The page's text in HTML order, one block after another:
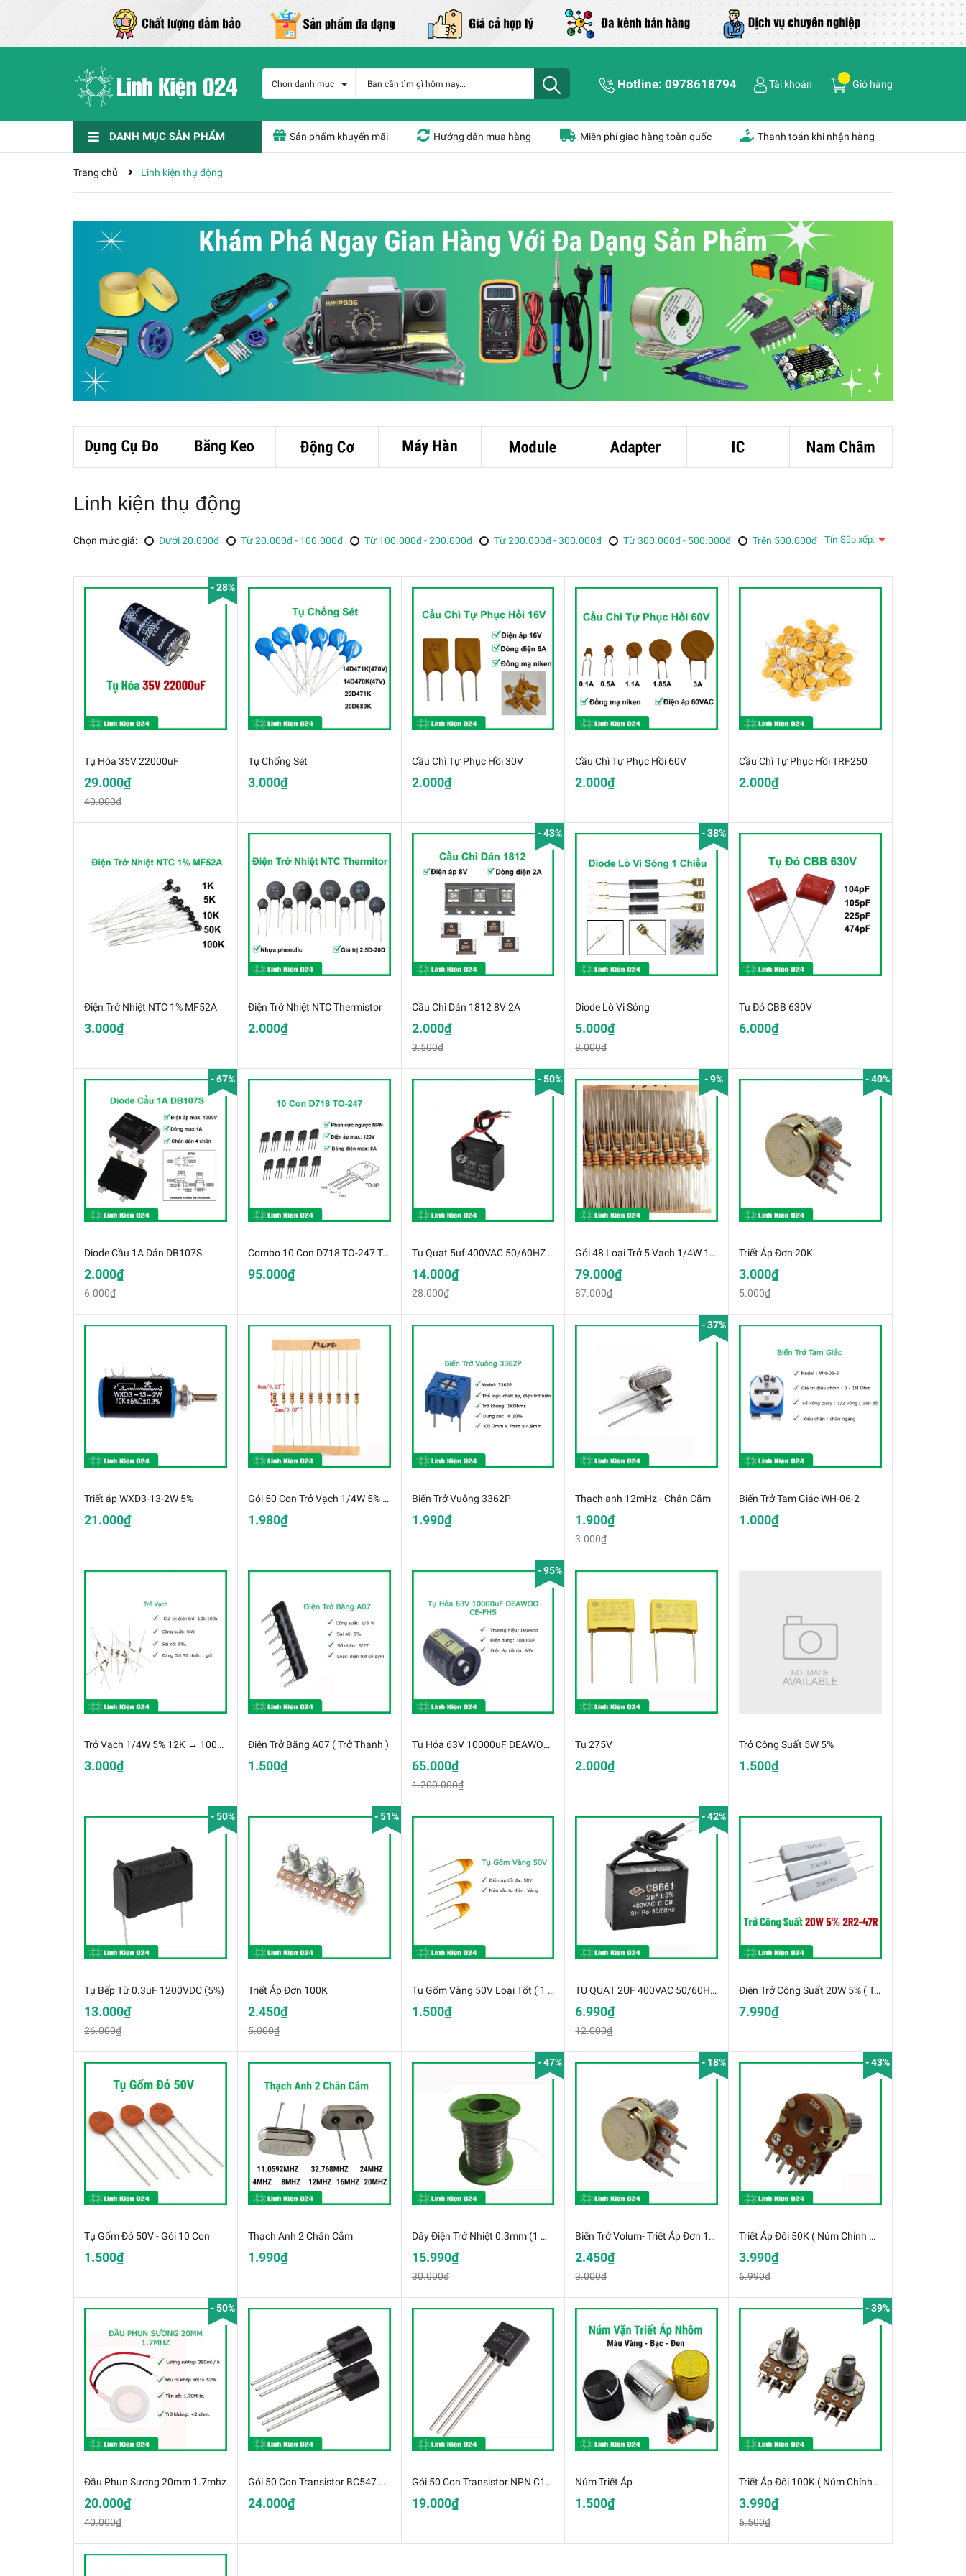
Chọn danh mục Hotline: 0978618794 Tài khoản Giỏ hàng
DANH MỤC SẢN PHẨM Sản phẩm khuyến mãi Hướng dẫn mua hàng Miễn phí giao hàng toàn quốc Thanh toán khi nhận hàng
Trang chủ Linh kiện thụ động
Linh kiện thụ động
Chọn mức giá: Dưới 20.000đ Từ 20.000đ - 100.000đ Từ 100.000đ - 200.000đ Từ 200.000đ - 300.000đ Từ 300.000đ - 500.000đ Trên 500.000đ Tính năng
Sắp xếp:
- 28%
Tụ Hóa 35V 22000uF
29.000₫
40.000₫
Tụ Chống Sét
3.000₫
Cầu Chì Tự Phục Hồi 30V
2.000₫
Cầu Chì Tự Phục Hồi 60V
2.000₫
Cầu Chì Tự Phục Hồi TRF250
2.000₫
Điện Trở Nhiệt NTC 1% MF52A
3.000₫
Điện Trở Nhiệt NTC Thermistor
2.000₫
- 43%
Cầu Chì Dán 1812 8V 2A
2.000₫
3.500₫
- 38%
Diode Lò Vi Sóng
5.000₫
8.000₫
Tụ Đỏ CBB 630V
6.000₫
- 67%
Diode Cầu 1A Dán DB107S
2.000₫
6.000₫
Combo 10 Con D718 TO-247 Trans NPN 8A 120V
95.000₫
- 50%
Tụ Quạt 5uf 400VAC 50/60HZ (K8I14)
14.000₫
28.000₫
- 9%
Gói 48 Loại Trở 5 Vạch 1/4W 1% Từ 1R-1M Mỗi loại 10 Con
79.000₫
87.000₫
- 40%
Triết Áp Đơn 20K
3.000₫
5.000₫
Triết áp WXD3-13-2W 5%
21.000₫
Gói 50 Con Trở Vạch 1/4W 5% Các Giá Trị
1.980₫
Biến Trở Vuông 3362P
1.990₫
- 37%
Thạch anh 12mHz - Chân Cắm
1.900₫
3.000₫
Biến Trở Tam Giác WH-06-2
1.000₫
Trở Vạch 1/4W 5% 12K → 100K( 50Con )
3.000₫
Điện Trở Băng A07 ( Trở Thanh )
1.500₫
- 95%
Tụ Hóa 63V 10000uF DEAWOO CE-FHS
65.000₫
1.200.000₫
Tụ 275V
2.000₫
Trở Công Suất 5W 5%
1.500₫
- 50%
Tụ Bếp Từ 0.3uF 1200VDC (5%)
13.000₫
26.000₫
- 51%
Triết Áp Đơn 100K
2.450₫
5.000₫
Tụ Gốm Vàng 50V Loại Tốt ( 1 Con )
1.500₫
- 42%
TỤ QUẠT 2UF 400VAC 50/60HZ (K9I10)
6.990₫
12.000₫
Điện Trở Công Suất 20W 5% ( Trở Sứ )
7.990₫
Tụ Gốm Đỏ 50V - Gói 10 Con
1.500₫
Thạch Anh 2 Chân Cắm
1.990₫
- 47%
Dây Điện Trở Nhiệt 0.3mm (1 Mét) (K2E11)
15.990₫
30.000₫
- 18%
Biến Trở Volum- Triết Áp Đơn 10K
2.450₫
3.000₫
- 43%
Triết Áp Đôi 50K ( Núm Chỉnh Volume Kép )
3.990₫
6.990₫
- 50%
Đầu Phun Sương 20mm 1.7mhz
20.000₫
40.000₫
Gói 50 Con Transistor BC547 TO-92 NPN 0,1A 50V
24.000₫
Gói 50 Con Transistor NPN C1815 0.15A-50V TO-92 (g9g4)
19.000₫
Núm Triết Áp
1.500₫
- 39%
Triết Áp Đôi 100K ( Núm Chỉnh Volume Kép )
3.990₫
6.500₫